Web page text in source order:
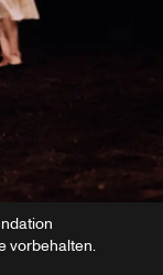
vorbehalten.